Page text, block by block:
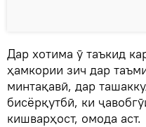
Дар хотима ӯ таъкид
ҳамкории зич дар
минтақавӣ, дар
бисёрқутбӣ, ки
кишварҳост, омода аст.